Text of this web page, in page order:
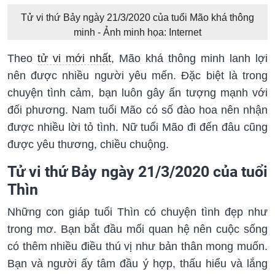
Tử vi thứ Bảy ngày 21/3/2020 của tuổi Mão khá thông
minh - Ảnh minh họa: Internet
Theo tử vi mới nhất, Mão khá thông minh lanh lợi
nên được nhiều người yêu mến. Đặc biệt là trong
chuyện tình cảm, bạn luôn gây ấn tượng mạnh với
đối phương. Nam tuổi Mão có số đào hoa nên nhận
được nhiều lời tỏ tình. Nữ tuổi Mão đi đến đâu cũng
được yêu thương, chiều chuộng.
Tử vi thứ Bảy ngày 21/3/2020 của tuổi
Thìn
Những con giáp tuổi Thìn có chuyện tình đẹp như
trong mơ. Bạn bắt đầu mối quan hệ nên cuộc sống
có thêm nhiều điều thú vị như bản thân mong muốn.
Bạn và người ấy tâm đầu ý hợp, thấu hiểu và lắng